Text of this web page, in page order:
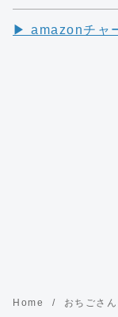
▶︎ amazonチャ
Home おちごさん